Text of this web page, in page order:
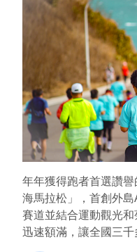
環境教育網
RSS
首長信箱
日本語
ไทย
年年獲得跑者首選讚
海馬拉松」，首創外
賽道並結合運動觀光
迅速額滿，讓全國三千